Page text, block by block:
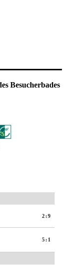
Besucherbades